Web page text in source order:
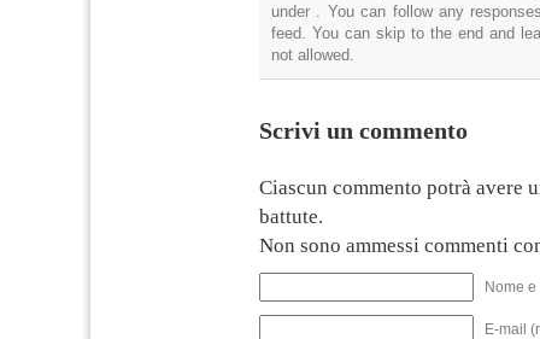
under . You can follow any
feed. You can skip to the end and
not allowed.
Scrivi un commento
Ciascun commento potrà avere
battute.
Non sono ammessi commenti
Nome
E-mail